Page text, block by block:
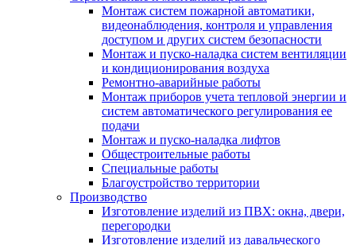
Монтаж систем пожарной автоматики,
видеонаблюдения, контроля и управления
доступом и других систем безопасности
Монтаж и пуско-наладка систем вентиляции
и кондиционирования воздуха
Ремонтно-аварийные работы
Монтаж приборов учета тепловой энергии и
систем автоматического регулирования ее
подачи
Монтаж и пуско-наладка лифтов
Общестроительные работы
Специальные работы
Благоустройство территории
Производство
Изготовление изделий из ПВХ: окна, двери,
перегородки
Изготовление изделий из давальческого